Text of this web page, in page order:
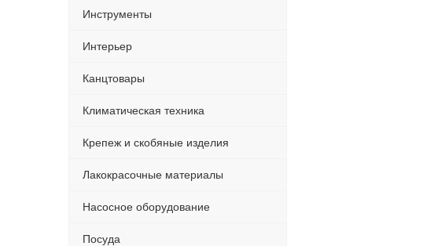
Инструменты
Интерьер
Канцтовары
Климатическая техника
Крепеж и скобяные изделия
Лакокрасочные материалы
Насосное оборудование
Посуда